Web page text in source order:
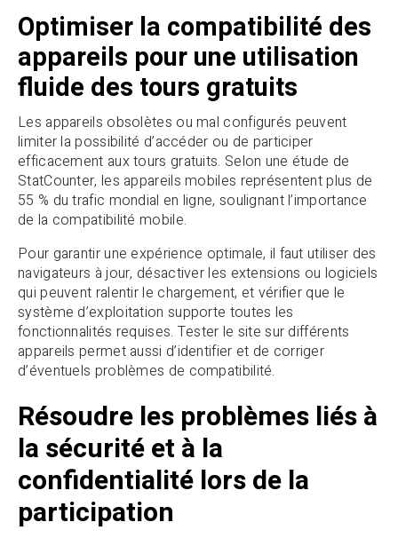
Optimiser la compatibilité des
appareils pour une utilisation
fluide des tours gratuits
Les appareils obsolètes ou mal configurés peuvent
limiter la possibilité d’accéder ou de participer
efficacement aux tours gratuits. Selon une étude de
StatCounter, les appareils mobiles représentent plus de
55 % du trafic mondial en ligne, soulignant l’importance
de la compatibilité mobile.
Pour garantir une expérience optimale, il faut utiliser des
navigateurs à jour, désactiver les extensions ou logiciels
qui peuvent ralentir le chargement, et vérifier que le
système d’exploitation supporte toutes les
fonctionnalités requises. Tester le site sur différents
appareils permet aussi d’identifier et de corriger
d’éventuels problèmes de compatibilité.
Résoudre les problèmes liés à
la sécurité et à la
confidentialité lors de la
participation